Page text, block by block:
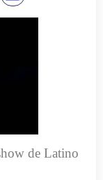
de Latino